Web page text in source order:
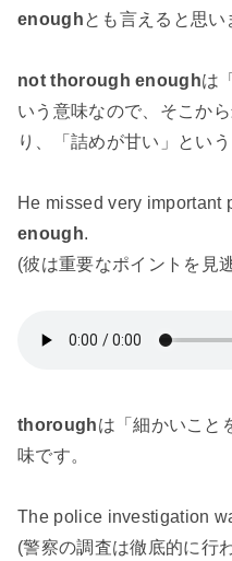
enoughとも言えると思い
not thorough enoughは
いう意味なので、そこか
り、「詰めが甘い」とい
He missed very important
enough.
(彼は重要なポイントを見
thoroughは「細かいこと
味です。
The police investigation
(警察の調査は徹底的に行